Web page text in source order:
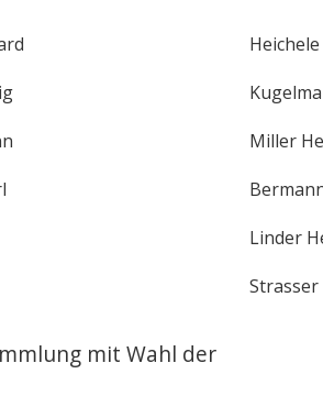
Miller
Linder
mit Wahl der